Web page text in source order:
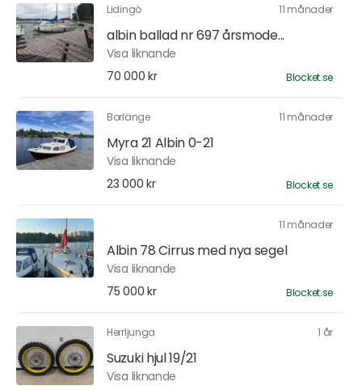
Lidingö 11 månader
albin ballad nr 697 årsmode...
Visa liknande
70 000 kr
Blocket.se
Borlänge 11 månader
Myra 21 Albin 0-21
Visa liknande
23 000 kr
Blocket.se
11 månader
Albin 78 Cirrus med nya segel
Visa liknande
75 000 kr
Blocket.se
Herrljunga 1 år
Suzuki hjul 19/21
Visa liknande